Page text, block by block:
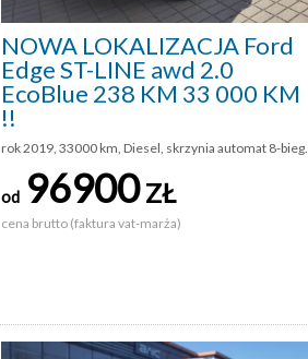
NOWA LOKALIZACJA Ford
Edge ST-LINE awd 2.0
EcoBlue 238 KM 33 000 KM
!!
rok 2019, 33000 km, Diesel, skrzynia automat 8-bieg.
od 96900ZŁ
cena brutto (faktura vat-marża)